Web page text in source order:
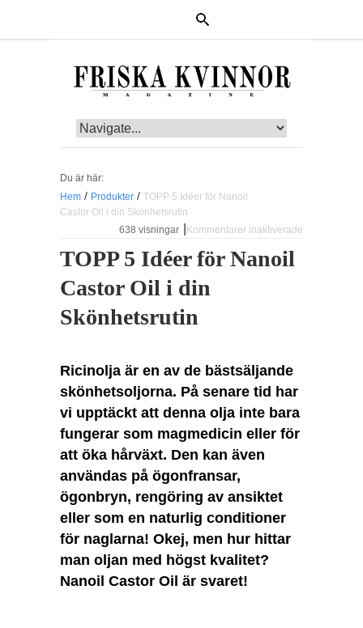
Du är här:
Hem / Produkter / TOPP 5 Idéer för Nanoil
Castor Oil i din Skönhetsrutin
638 visningar
Kommentarer inaktiverade
TOPP 5 Idéer för Nanoil
Castor Oil i din
Skönhetsrutin
Ricinolja är en av de bästsäljande
skönhetsoljorna. På senare tid har
vi upptäckt att denna olja inte bara
fungerar som magmedicin eller för
att öka hårväxt. Den kan även
användas på ögonfransar,
ögonbryn, rengöring av ansiktet
eller som en naturlig conditioner
för naglarna! Okej, men hur hittar
man oljan med högst kvalitet?
Nanoil Castor Oil är svaret!